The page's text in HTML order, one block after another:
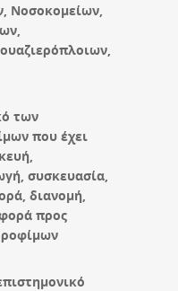
Νοσοκομείων,
των
που έχει
συσκευασία,
διανομή,
προς